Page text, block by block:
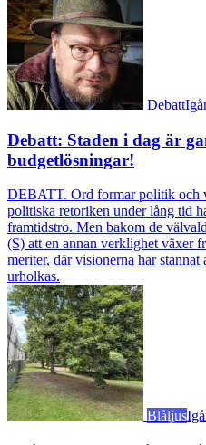
Debatt
Debatt: Staden i dag är
budgetlösningar!
DEBATT. Ord formar politik och
politiska retoriken under lång tid
framtidstro. Men bakom de
(S) att en annan verklighet växer
meriter, där visionerna har
urholkas.
Blåljus